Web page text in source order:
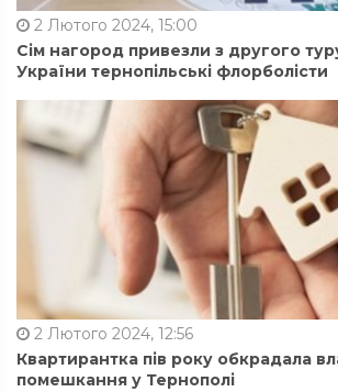
2 Лютого 2024, 15:00
Сім нагород привезли з другого
України тернопільські флорболісти
2 Лютого 2024, 12:56
Квартирантка пів року обкрадала
помешкання у Тернополі